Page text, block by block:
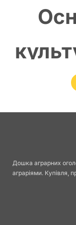
фармацевтичну та
На AGGA фермери
Дошка аграрних
аграріями. Купівля,